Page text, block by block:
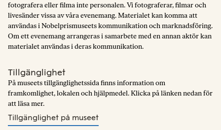
fotografera eller filma inte personalen. Vi fotograferar, filmar och
livesänder vissa av våra evenemang. Materialet kan komma att
användas i Nobelprismuseets kommunikation och marknadsföring.
Om ett evenemang arrangeras i samarbete med en annan aktör kan
materialet användas i deras kommunikation.
Tillgänglighet
På museets tillgänglighetssida finns information om
framkomlighet, lokalen och hjälpmedel. Klicka på länken nedan för
att läsa mer.
Tillgänglighet på museet